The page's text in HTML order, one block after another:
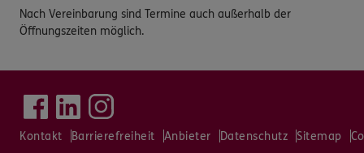
Nach Vereinbarung sind Termine auch außerhalb der
Öffnungszeiten möglich.
Kontakt Barrierefreiheit Anbieter Datenschutz Sitemap